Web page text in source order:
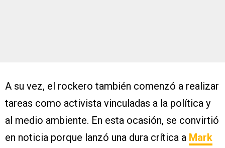
A su vez, el rockero también comenzó a realizar
tareas como activista vinculadas a la política y
al medio ambiente. En esta ocasión, se convirtió
en noticia porque lanzó una dura crítica a Mark